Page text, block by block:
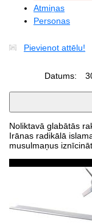
Atmiņas
Personas
Pievienot attēlu!
Datums:
Noliktavā glabātās
Irānas radikālā
musulmaņus